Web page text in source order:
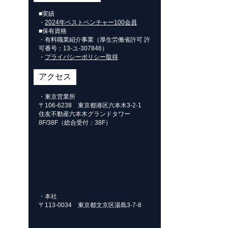
■実績
・ 2024年ベストベンチャー100会員
■保有資格
・有料職業紹介事業（厚生労働省許可 許
可番号： 13-ユ-307846 ）
・ プライバシーポリシー取得
アクセス
・東京営業所
〒106-6238 東京都港区六本木3-2-1
住友不動産六本木グランドタワー
8F/38F（総合受付：38F）
・本社
〒113-0034 東京都文京区湯島3-7-8